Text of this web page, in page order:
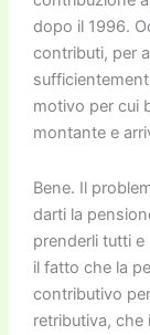
dopo il 1996.
contributi, per
motivo per cui
montante e
Bene. Il
darti la
prenderli tutti
il fatto che la
contributivo
retributiva, che